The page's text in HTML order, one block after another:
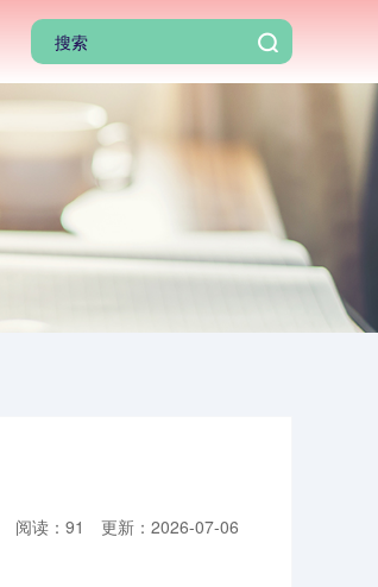
阅读：91
更新：2026-07-06